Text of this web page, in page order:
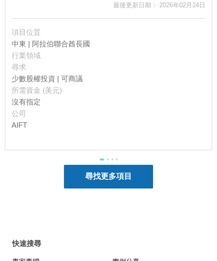
最後更新日期： 2026年02月24日
項目位罝
中東 | 阿拉伯聯合酋長國
行業領域
尋求
少數股權投資 | 可商議
所需資金 (美元)
沒有指定
公司
AIFT
快速搜尋